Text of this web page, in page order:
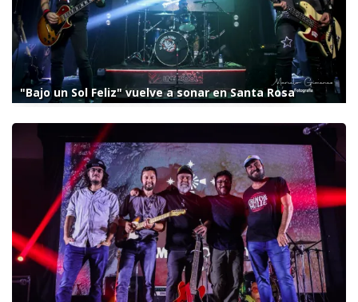
"Bajo un Sol Feliz" vuelve a sonar en Santa Rosa